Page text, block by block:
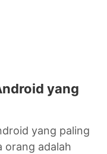
yang
yang paling
orang adalah